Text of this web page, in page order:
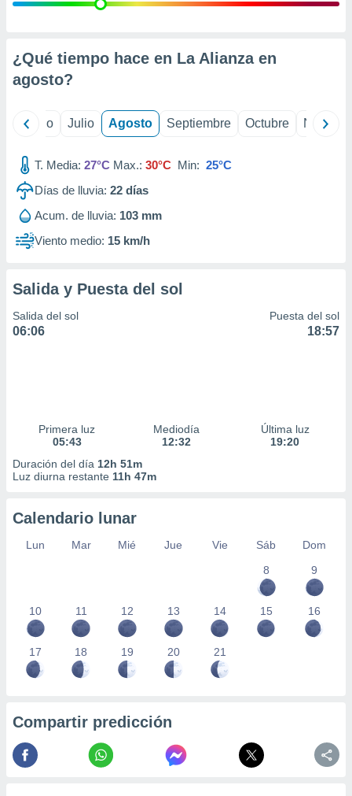
e
mediante
publicidad
de
1199
¿Qué tiempo hace en La Alianza en
agosto?
Junio Julio Agosto Septiembre Octubre
T. Media: 27°C Max.: 30°C Min: 25°C
Días de lluvia: 22 días
Acum. de lluvia: 103 mm
Viento medio: 15 km/h
Salida y Puesta del sol
Salida del sol
06:06
Puesta del sol
18:57
Primera luz
05:43
Mediodía
12:32
Última luz
19:20
Duración del día 12h 51m
Luz diurna restante 11h 47m
Calendario lunar
Lun Mar Mié Jue Vie Sáb
Dom
8
9
10 11 12 13 14 15 16
17 18 19 20 21
Compartir predicción